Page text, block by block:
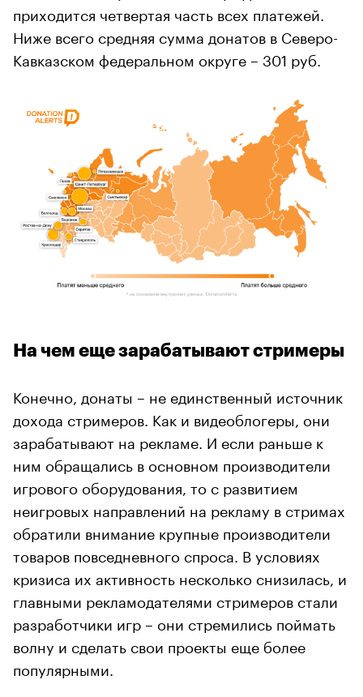
приходится четвертая часть всех платежей.
Ниже всего средняя сумма донатов в Северо-
Кавказском федеральном округе – 301 руб.
На чем еще зарабатывают стримеры
Конечно, донаты – не единственный источник
дохода стримеров. Как и видеоблогеры, они
зарабатывают на рекламе. И если раньше к
ним обращались в основном производители
игрового оборудования, то с развитием
неигровых направлений на рекламу в стримах
обратили внимание крупные производители
товаров повседневного спроса. В условиях
кризиса их активность несколько снизилась, и
главными рекламодателями стримеров стали
разработчики игр – они стремились поймать
волну и сделать свои проекты еще более
популярными.